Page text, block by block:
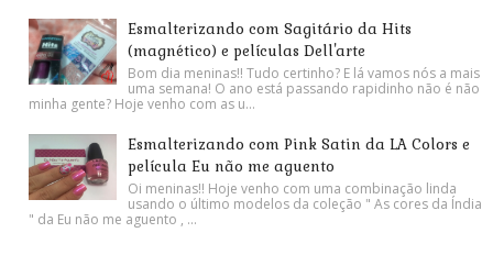
Esmalterizando com Sagitário da Hits
(magnético) e películas Dell'arte
Bom dia meninas!! Tudo certinho? E lá vamos nós a mais
uma semana! O ano está passando rapidinho não é não
minha gente? Hoje venho com as u...
Esmalterizando com Pink Satin da LA Colors e
película Eu não me aguento
Oi meninas!! Hoje venho com uma combinação linda
usando o último modelos da coleção " As cores da Índia
" da Eu não me aguento , ...